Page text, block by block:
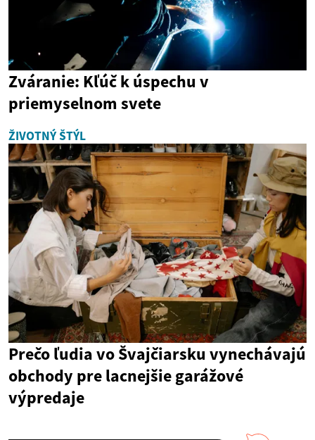
Zváranie: Kľúč k úspechu v
priemyselnom svete
ŽIVOTNÝ ŠTÝL
Prečo ľudia vo Švajčiarsku vynechávajú
obchody pre lacnejšie garážové
výpredaje